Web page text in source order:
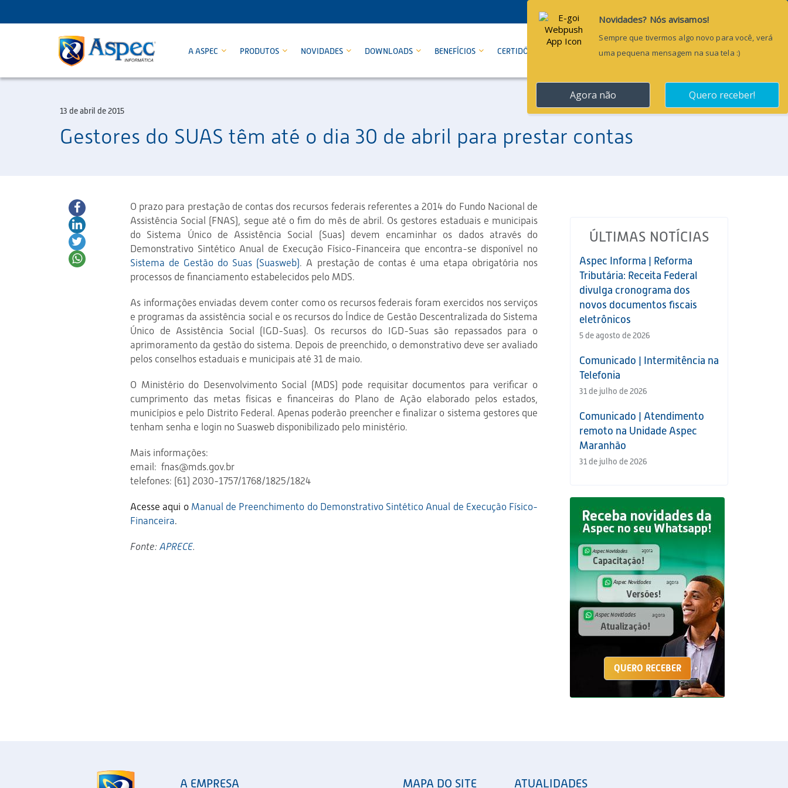
A ASPEC PRODUTOS NOVIDADES DOWNLOADS BENEFÍCIOS CERTIDÕES CONTATO Pesquisar...
13 de abril de 2015
Gestores do SUAS têm até o dia 30 de abril para prestar contas
O prazo para prestação de contas dos recursos federais referentes a 2014 do Fundo Nacional de
Assistência Social (FNAS), segue até o fim do mês de abril. Os gestores estaduais e municipais
do Sistema Único de Assistência Social (Suas) devem encaminhar os dados através do
Demonstrativo Sintético Anual de Execução Físico-Financeira que encontra-se disponível no
Sistema de Gestão do Suas (Suasweb). A prestação de contas é uma etapa obrigatória nos
processos de financiamento estabelecidos pelo MDS.
As informações enviadas devem conter como os recursos federais foram exercidos nos serviços
e programas da assistência social e os recursos do Índice de Gestão Descentralizada do Sistema
Único de Assistência Social (IGD-Suas). Os recursos do IGD-Suas são repassados para o
aprimoramento da gestão do sistema. Depois de preenchido, o demonstrativo deve ser avaliado
pelos conselhos estaduais e municipais até 31 de maio.
O Ministério do Desenvolvimento Social (MDS) pode requisitar documentos para verificar o
cumprimento das metas físicas e financeiras do Plano de Ação elaborado pelos estados,
municípios e pelo Distrito Federal. Apenas poderão preencher e finalizar o sistema gestores que
tenham senha e login no Suasweb disponibilizado pelo ministério.
Mais informações:
email: fnas@mds.gov.br
telefones: (61) 2030-1757/1768/1825/1824
Acesse aqui o Manual de Preenchimento do Demonstrativo Sintético Anual de Execução Físico-
Financeira.
Fonte: APRECE.
ÚLTIMAS NOTÍCIAS
Aspec Informa | Reforma
Tributária: Receita Federal
divulga cronograma dos
novos documentos fiscais
eletrônicos
5 de agosto de 2026
Comunicado | Intermitência na
Telefonia
31 de julho de 2026
Comunicado | Atendimento
remoto na Unidade Aspec
Maranhão
31 de julho de 2026
QUERO RECEBER
A EMPRESA MAPA DO SITE ATUALIDADES